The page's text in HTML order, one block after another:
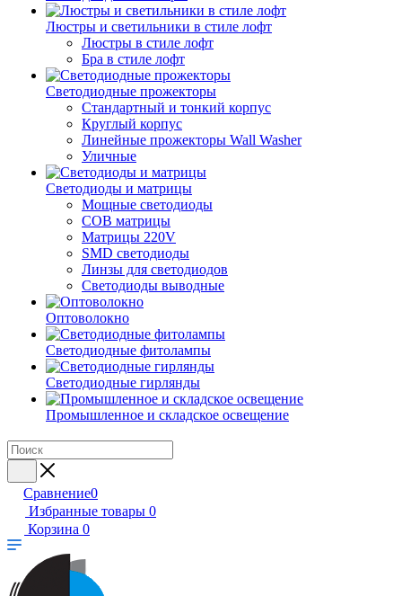
Люстры и светильники в стиле лофт
Люстры в стиле лофт
Бра в стиле лофт
Светодиодные прожекторы
Стандартный и тонкий корпус
Круглый корпус
Линейные прожекторы Wall Washer
Уличные
Светодиоды и матрицы
Мощные светодиоды
COB матрицы
Матрицы 220V
SMD светодиоды
Линзы для светодиодов
Светодиоды выводные
Оптоволокно
Светодиодные фитолампы
Светодиодные гирлянды
Промышленное и складское освещение
Сравнение0
Избранные товары 0
Корзина 0